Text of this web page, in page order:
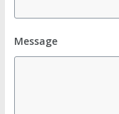
Message